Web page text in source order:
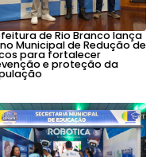
de Rio Branco lança
Municipal de Redução de
para fortalecer
e proteção da